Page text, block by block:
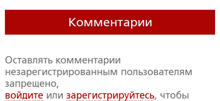
Комментарии
Оставлять комментарии
незарегистрированным пользователям
запрещено,
войдите или зарегистрируйтесь, чтобы